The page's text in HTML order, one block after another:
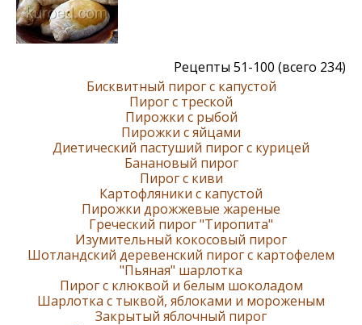
Рецепты 51-100 (всего 234)
Бисквитный пирог с капустой
Пирог с треской
Пирожки с рыбой
Пирожки с яйцами
Диетический пастуший пирог с курицей
Банановый пирог
Пирог с киви
Картофляники с капустой
Пирожки дрожжевые жареные
Греческий пирог "Тиропита"
Изумительный кокосовый пирог
Шотландский деревенский пирог с картофелем
"Пьяная" шарлотка
Пирог с клюквой и белым шоколадом
Шарлотка с тыквой, яблоками и мороженым
Закрытый яблочный пирог